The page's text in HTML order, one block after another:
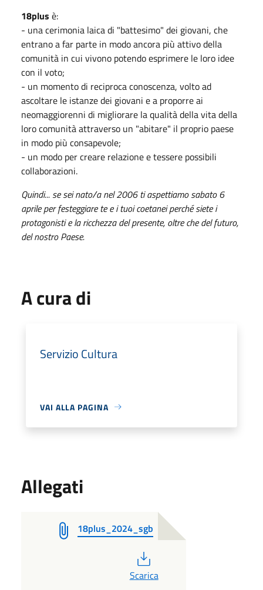
18plus è:
- una cerimonia laica di "battesimo" dei giovani, che
entrano a far parte in modo ancora più attivo della
comunità in cui vivono potendo esprimere le loro idee
con il voto;
- un momento di reciproca conoscenza, volto ad
ascoltare le istanze dei giovani e a proporre ai
neomaggiorenni di migliorare la qualità della vita della
loro comunità attraverso un "abitare" il proprio paese
in modo più consapevole;
- un modo per creare relazione e tessere possibili
collaborazioni.
Quindi... se sei nato/a nel 2006 ti aspettiamo sabato 6
aprile per festeggiare te e i tuoi coetanei perché siete i
protagonisti e la ricchezza del presente, oltre che del futuro,
del nostro Paese.
A cura di
Servizio Cultura
VAI ALLA PAGINA
Allegati
18plus_2024_sgb
Scarica